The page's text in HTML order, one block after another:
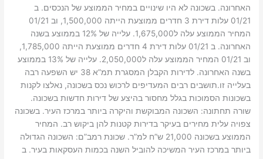
האחרונה. בשכונה לא היו שינויים במחיר הממוצע של הנכסים. ב
01/21 עלות דירת 3 חדרים ממוצעת הייתה 1,500,000, וב 01/21
המחיר הממוצע עלה ל1,675,000. עלייה של 12% בממוצע בשנה
האחרונה. ב 01/21 עלות דירת 4 חדרים ממוצעת הייתה 1,785,000,
וב 01/21 המחיר הממוצע עלה ל2,050,000. עלייה של 13% בממוצע
בשנה האחרונה. לדירות הקבלן המסגרת תמ”א 38 יש השפעה רבה
בעלייה זו.תושבים רבים המעדיפים לרכוש נכס בשכונה, נאלצו לקנות
בשכונות הסמוכות בגלל מחסור בהיצע של דירות חדשות בשכונה.
שורה תחתונה: השכונה המבוקשת והיקרה ביותר במרכז העיר. בשכונה
צפויה עלית מחירים בעיקר בדירות קטנות להן ביקוש רב. המחיר
הממוצע בשכונה 21,000 ש”ח למ”ר. שכונת רמב”ם: השכונה הגדולה
ביותר במרכז העיר המשיכה להוביל השנה בכמות העסקאות בעיר. ב